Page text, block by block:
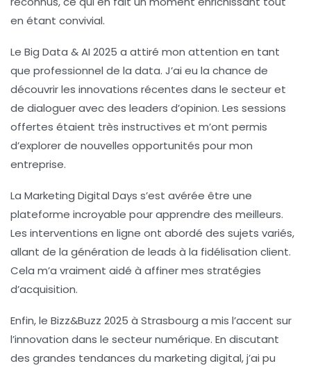
en étant convivial.
Le Big Data & AI 2025 a attiré mon attention en tant
que professionnel de la data. J’ai eu la chance de
découvrir les innovations récentes dans le secteur et
de dialoguer avec des leaders d’opinion. Les sessions
offertes étaient très instructives et m’ont permis
d’explorer de nouvelles opportunités pour mon
entreprise.
La Marketing Digital Days s’est avérée être une
plateforme incroyable pour apprendre des meilleurs.
Les interventions en ligne ont abordé des sujets variés,
allant de la génération de leads à la fidélisation client.
Cela m’a vraiment aidé à affiner mes stratégies
d’acquisition.
Enfin, le Bizz&Buzz 2025 à Strasbourg a mis l’accent sur
l’innovation dans le secteur numérique. En discutant
des grandes tendances du marketing digital, j’ai pu